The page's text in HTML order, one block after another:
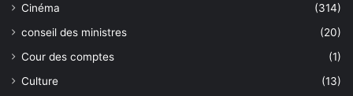
Cinéma
(314)
conseil des ministres
(20)
Cour des comptes
(1)
Culture
(13)